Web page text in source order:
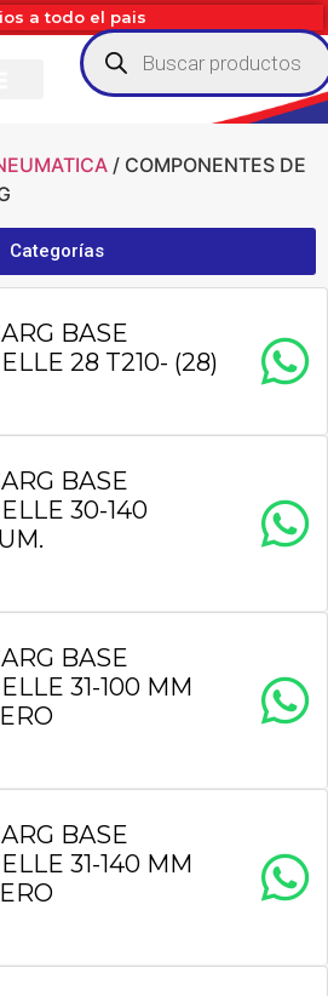
a todo el pais
/ COMPONENTES DE
Categorías
BASE
28 T210- (28)
BASE
30-140
BASE
31-100 MM
BASE
31-140 MM